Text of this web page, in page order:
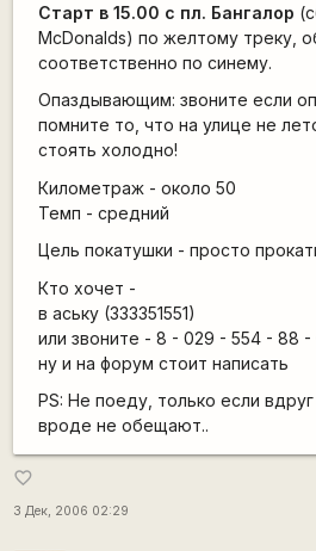
Старт в 15.00 с пл. Бангалор
McDonalds) по желтому треку,
соответственно по синему.
Опаздывающим: звоните если
помните то, что на улице не
стоять холодно!
Километраж - около 50
Темп - средний
Цель покатушки - просто
Кто хочет -
в аську (333351551)
или звоните - 8 - 029 - 554 - 88 -
ну и на форум стоит написать
PS: Не поеду, только если
вроде не обещают..
favorite_border
3 Дек, 2006 02:29